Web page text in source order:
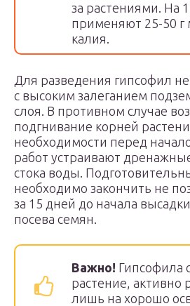
за растениями. На
применяют 25-50 г
калия.
Для разведения гипсофил
с высоким залеганием
слоя. В противном случае
подгнивание корней
необходимости перед
работ устраивают
стока воды.
необходимо закончить не
за 15 дней до начала
посева семян.
Важно! Гипсофила
растение, активно
лишь на хорошо